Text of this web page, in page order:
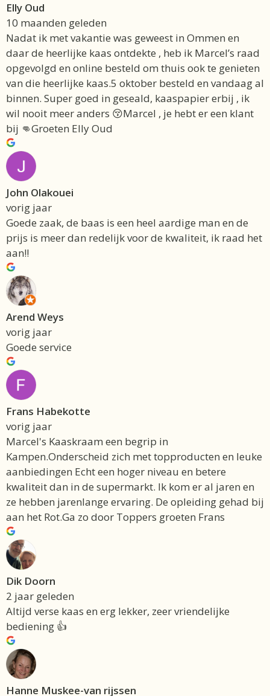
Elly Oud
10 maanden geleden
Nadat ik met vakantie was geweest in Ommen en
daar de heerlijke kaas ontdekte , heb ik Marcel’s raad
opgevolgd en online besteld om thuis ook te genieten
van die heerlijke kaas.5 oktober besteld en vandaag al
binnen. Super goed in geseald, kaaspapier erbij , ik
wil nooit meer anders 😚Marcel , je hebt er een klant
bij 👊Groeten Elly Oud
John Olakouei
vorig jaar
Goede zaak, de baas is een heel aardige man en de
prijs is meer dan redelijk voor de kwaliteit, ik raad het
aan!!
Arend Weys
vorig jaar
Goede service
Frans Habekotte
vorig jaar
Marcel's Kaaskraam een begrip in
Kampen.Onderscheid zich met topproducten en leuke
aanbiedingen Echt een hoger niveau en betere
kwaliteit dan in de supermarkt. Ik kom er al jaren en
ze hebben jarenlange ervaring. De opleiding gehad bij
aan het Rot.Ga zo door Toppers groeten Frans
Dik Doorn
2 jaar geleden
Altijd verse kaas en erg lekker, zeer vriendelijke
bediening 👍
Hanne Muskee-van rijssen